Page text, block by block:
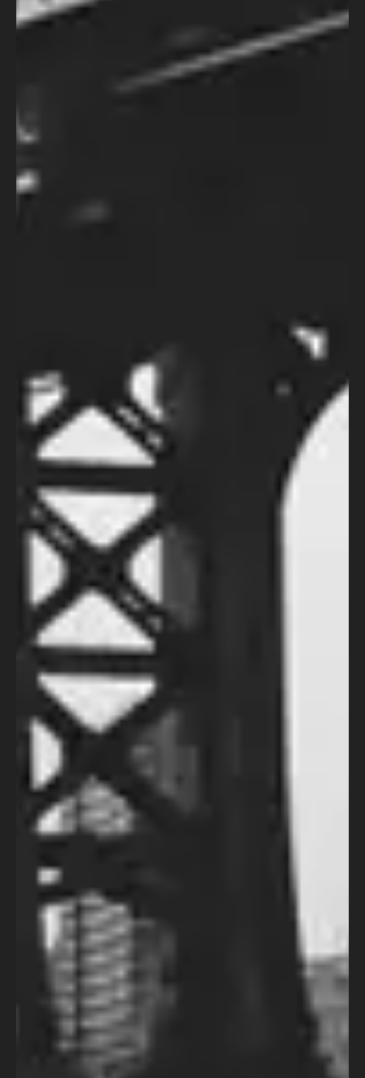
Curso Introdução ao Roteiro de
No curso “Introdução ao Roteiro de
Lab de Argumento ReN – Do logline
ao projeto estruturado
“Você não precisa de mais ideias. Você
precisa estruturar as que já tem.”
Desenvolver uma ideia é uma coisa.
Transformá-la em uma história
5 meses atrás Cursos
Curso Introdução ao Roteiro de
Animação
Nos últimos anos o Brasil tem se
destacado bastante pelas animações
formato bastante conhecido, existem